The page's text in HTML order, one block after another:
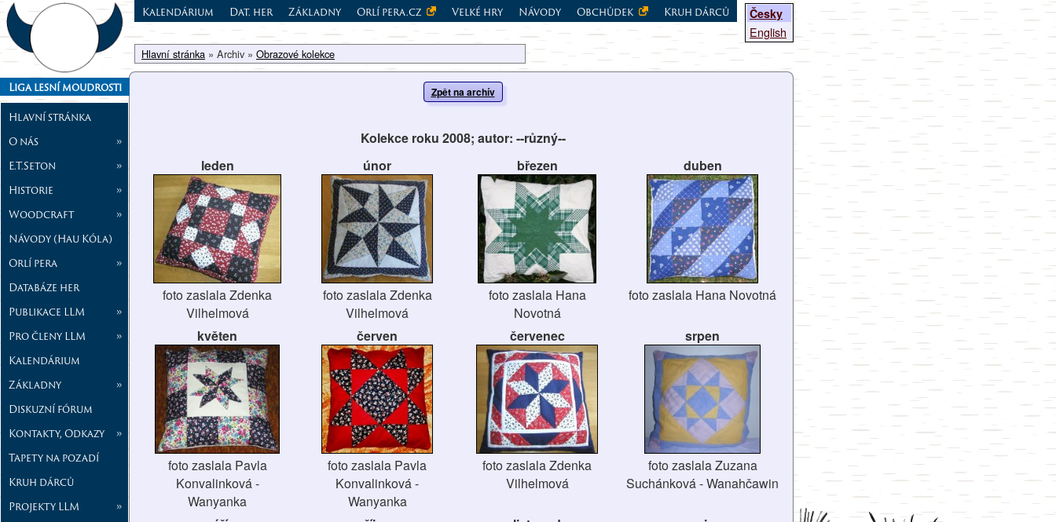
Liga lesní moudrosti
Hlavní stránka
O nás
»
E.T.Seton
»
Historie
»
Woodcraft
»
Návody (Hau Kóla)
Orlí pera
»
Databáze her
Publikace LLM
»
Pro členy LLM
»
Kalendárium
Základny
»
Diskuzní fórum
Kontakty, Odkazy
»
Tapety na pozadí
Kruh dárců
Projekty LLM
»
Česky
English
Kalendárium Dat. her Základny Orlí pera.cz Velké hry Návody Obchůdek Kruh dárců
Hlavní stránka » Archiv » Obrazové kolekce
Zpět na archív
Kolekce roku 2008; autor: --různý--
leden
foto zaslala Zdenka
Vilhelmová
únor
foto zaslala Zdenka
Vilhelmová
březen
foto zaslala Hana
Novotná
duben
foto zaslala Hana Novotná
květen
foto zaslala Pavla
Konvalinková -
Wanyanka
červen
foto zaslala Pavla
Konvalinková -
Wanyanka
červenec
foto zaslala Zdenka
Vilhelmová
srpen
foto zaslala Zuzana
Suchánková - Wanahčawin